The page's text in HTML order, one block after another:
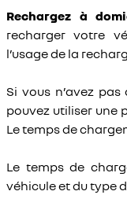
Rechargez à
recharger votre
l’usage de la
Si vous n’avez
pouvez utiliser une
Le temps de
Le temps de
véhicule et du type